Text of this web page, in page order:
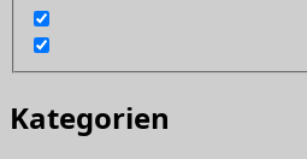
Kategorien